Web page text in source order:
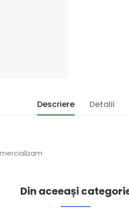
Descriere Detalii
Din aceeași